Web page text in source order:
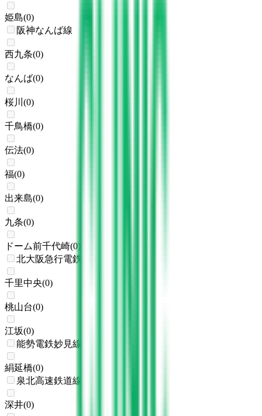
姫島(0)
阪神なんば線
西九条(0)
なんば(0)
桜川 (0)
千鳥橋(0)
伝法(0)
福(0)
出来島(0)
九条(0)
ドーム前千代崎(0)
北大阪急行電鉄
千里中央(0)
桃山台(0)
江坂(0)
能勢電鉄妙見線
絹延橋(0)
泉北高速鉄道線
深井(0)